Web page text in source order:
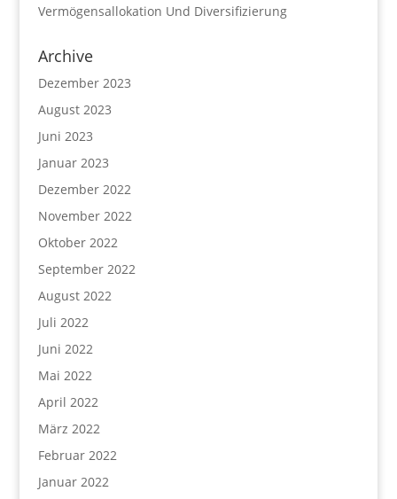
Vermögensallokation Und Diversifizierung
Archive
Dezember 2023
August 2023
Juni 2023
Januar 2023
Dezember 2022
November 2022
Oktober 2022
September 2022
August 2022
Juli 2022
Juni 2022
Mai 2022
April 2022
März 2022
Februar 2022
Januar 2022